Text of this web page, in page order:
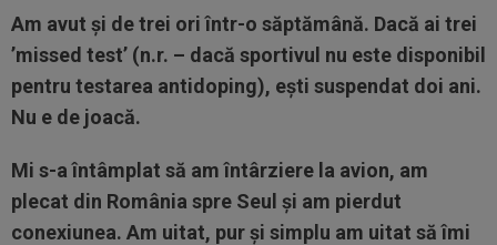
Am avut și de trei ori într-o săptămână. Dacă ai trei
’missed test’ (n.r. – dacă sportivul nu este disponibil
pentru testarea antidoping), ești suspendat doi ani.
Nu e de joacă.
Mi s-a întâmplat să am întârziere la avion, am
plecat din România spre Seul și am pierdut
conexiunea. Am uitat, pur și simplu am uitat să îmi